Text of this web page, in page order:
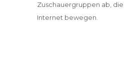
Zuschauergruppen ab,
Internet bewegen.